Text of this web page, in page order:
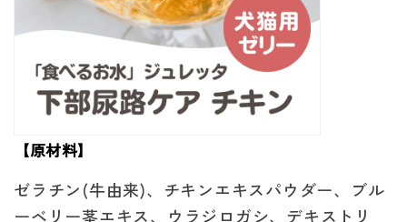
【原材料】
ゼラチン(牛由来)、チキンエキスパウダー、ブル
ーベリー茎エキス、ウラジロガシ、デキストリ